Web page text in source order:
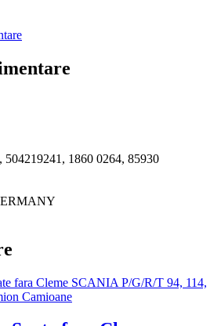
504219241, 1860 0264, 85930